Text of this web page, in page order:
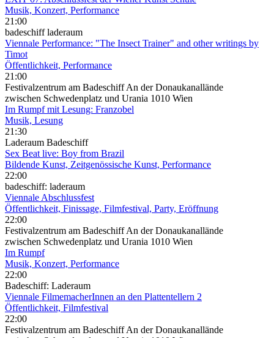
Musik, Konzert, Performance
21:00
badeschiff laderaum
Viennale Performance: "The Insect Trainer" and other writings by
Timot
Öffentlichkeit, Performance
21:00
Festivalzentrum am Badeschiff An der Donaukanallände
zwischen Schwedenplatz und Urania 1010 Wien
Im Rumpf mit Lesung: Franzobel
Musik, Lesung
21:30
Laderaum Badeschiff
Sex Beat live: Boy from Brazil
Bildende Kunst, Zeitgenössische Kunst, Performance
22:00
badeschiff: laderaum
Viennale Abschlussfest
Öffentlichkeit, Finissage, Filmfestival, Party, Eröffnung
22:00
Festivalzentrum am Badeschiff An der Donaukanallände
zwischen Schwedenplatz und Urania 1010 Wien
Im Rumpf
Musik, Konzert, Performance
22:00
Badeschiff: Laderaum
Viennale FilmemacherInnen an den Plattentellern 2
Öffentlichkeit, Filmfestival
22:00
Festivalzentrum am Badeschiff An der Donaukanallände